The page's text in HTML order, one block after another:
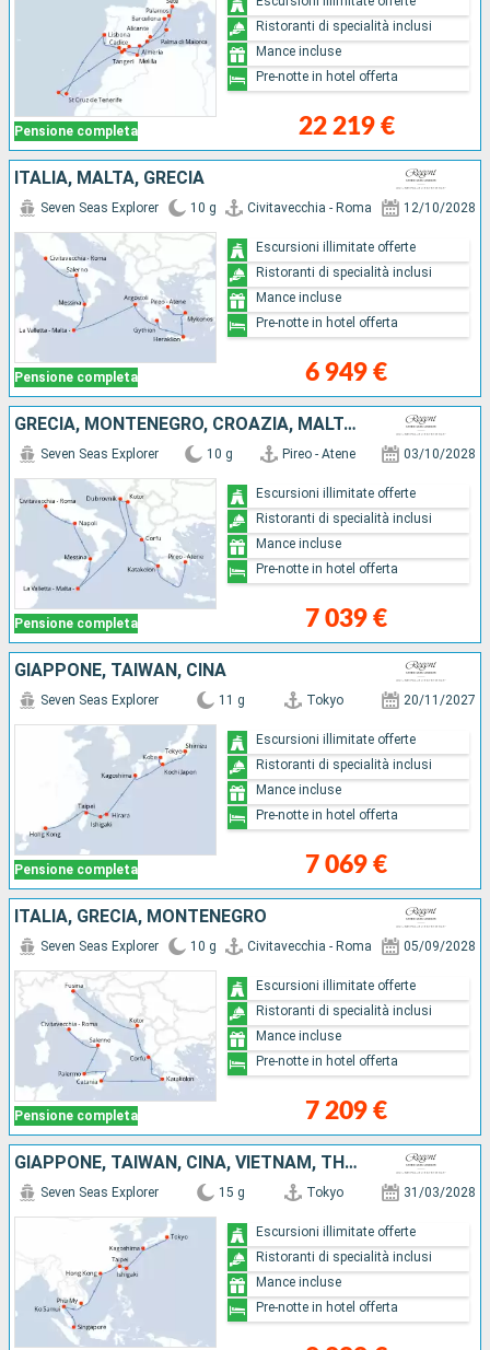
Pensione completa 22 219 €
Ristoranti di specialità inclusi
Mance incluse
Pre-notte in hotel offerta
ITALIA, MALTA, GRECIA
Pensione completa
Seven Seas Explorer 10 g Civitavecchia - Roma 12/10/2028
6 949 €
Escursioni illimitate offerte
Ristoranti di specialità inclusi
Mance incluse
Pre-notte in hotel offerta
GRECIA, MONTENEGRO, CROAZIA, MALTA, ITALIA
Pensione completa
Seven Seas Explorer 10 g Pireo - Atene 03/10/2028
7 039 €
Escursioni illimitate offerte
Ristoranti di specialità inclusi
Mance incluse
Pre-notte in hotel offerta
GIAPPONE, TAIWAN, CINA
Pensione completa
Seven Seas Explorer 11 g Tokyo 20/11/2027
7 069 €
Escursioni illimitate offerte
Ristoranti di specialità inclusi
Mance incluse
Pre-notte in hotel offerta
ITALIA, GRECIA, MONTENEGRO
Pensione completa
Seven Seas Explorer 10 g Civitavecchia - Roma 05/09/2028
7 209 €
Escursioni illimitate offerte
Ristoranti di specialità inclusi
Mance incluse
Pre-notte in hotel offerta
GIAPPONE, TAIWAN, CINA, VIETNAM, THAILANDIA, SINGAPORE
Seven Seas Explorer 15 g Tokyo 31/03/2028
Escursioni illimitate offerte
Ristoranti di specialità inclusi
Mance incluse
Pre-notte in hotel offerta